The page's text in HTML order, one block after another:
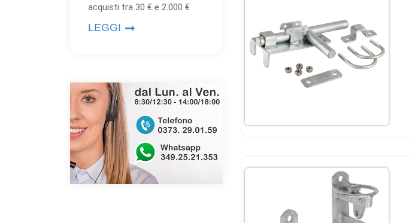
acquisti tra 30 € e 2.000 €
LEGGI